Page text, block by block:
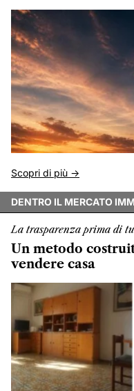
Scopri di più ->
DENTRO IL MERCATO
La trasparenza prima di
Un metodo
vendere casa